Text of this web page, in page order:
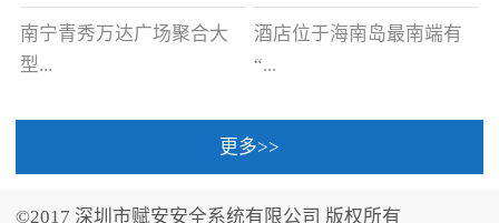
南宁青秀万达广场聚合大
型...
酒店位于海南岛最南端有
“...
中国的海岛天堂”之美称的
更多>>
©2017 深圳市赋安安全系统有限公司 版权所有